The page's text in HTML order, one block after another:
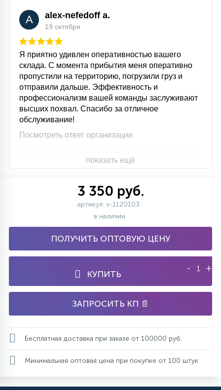
A alex-nefedoff a.
19 октября
Я приятно удивлен оперативностью вашего
склада. С момента прибытия меня оперативно
пропустили на территорию, погрузили груз и
отправили дальше. Эффективность и
профессионализм вашей команды заслуживают
высших похвал. Спасибо за отличное
обслуживание!
Посмотреть ответ организации
показать ещё
3 350 руб.
артикул: v-1120103
в наличии
ПОЛУЧИТЬ ОПТОВУЮ ЦЕНУ
КУПИТЬ
- +
ЗАПРОСИТЬ КП 📄
Бесплатная доставка при заказе от 100000 руб.
Минимальная оптовая цена при покупке от 100 штук